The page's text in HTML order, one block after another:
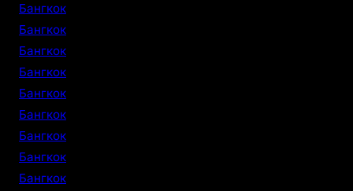
Бангкок
Бангкок
Бангкок
Бангкок
Бангкок
Бангкок
Бангкок
Бангкок
Бангкок